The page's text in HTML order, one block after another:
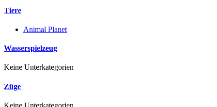
Tiere
Animal Planet
Wasserspielzeug
Keine Unterkategorien
Züge
Keine Unterkategorien